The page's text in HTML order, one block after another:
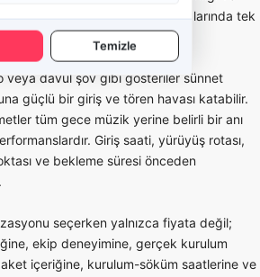
Temizle
önemlidir. Kalabalık çocuk gruplarında tek
olmayabilir.
veya davul şov gibi gösteriler sünnet
güçlü bir giriş ve tören havası katabilir.
tüm gece müzik yerine belirli bir anı
Giriş saati, yürüyüş rotası,
ve bekleme süresi önceden
seçerken yalnızca fiyata değil;
ekip deneyimine, gerçek kurulum
içeriğine, kurulum-söküm saatlerine ve